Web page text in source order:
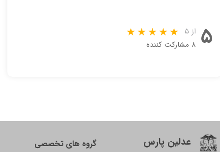
۵ از ۵
۸ مشارکت کننده
عدلین پارس گروه های تخصصی